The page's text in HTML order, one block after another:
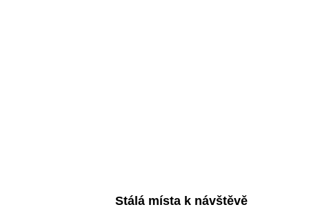
Stálá místa k návštěvě